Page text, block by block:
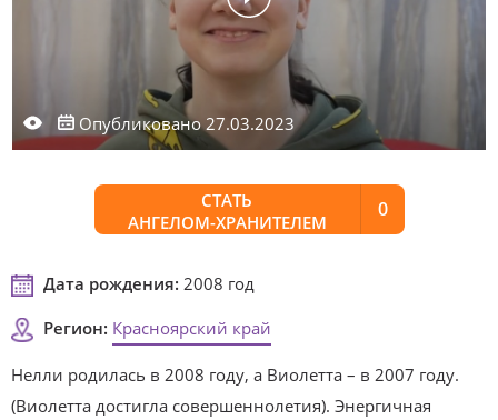
Опубликовано 27.03.2023
СТАТЬ
АНГЕЛОМ-ХРАНИТЕЛЕМ
0
Дата рождения: 2008 год
Регион: Красноярский край
Нелли родилась в 2008 году, а Виолетта – в 2007 году.
(Виолетта достигла совершеннолетия). Энергичная